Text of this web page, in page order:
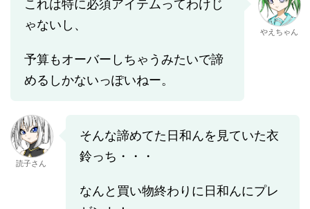
これは特に必須アイテムってわけじ
ゃないし、
予算もオーバーしちゃうみたいで諦
めるしかないっぽいねー。
やえちゃん
読子さん
そんな諦めてた日和んを見ていた衣
鈴っち・・・
なんと買い物終わりに日和んにプレ